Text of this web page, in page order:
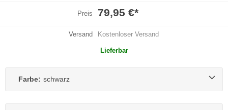
Preis 79,95 €*
Versand Kostenloser Versand
Lieferbar
Farbe: schwarz